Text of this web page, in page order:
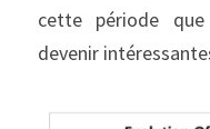
cette période
devenir